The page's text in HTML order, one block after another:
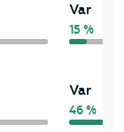
Var
15 %
Var
46 %